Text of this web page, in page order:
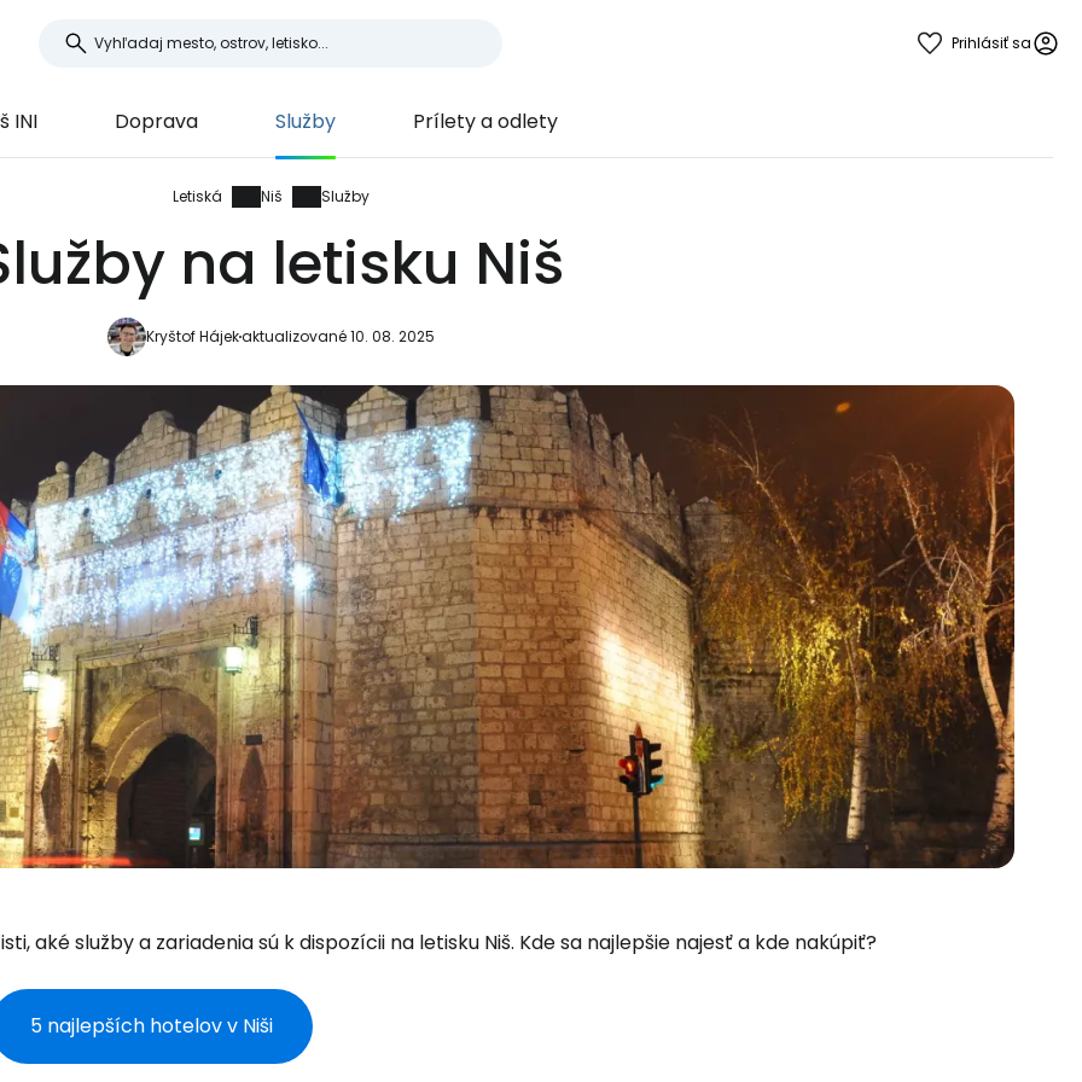
Prihlásiť sa
INI Doprava Služby Prílety a odlety
Letiská Niš Služby
na letisku Niš
Kryštof Hájekaktualizované 10. 08. 2025
aké služby a zariadenia sú k dispozícii na letisku Niš. Kde sa najlepšie najesť a kde nakúpiť?
5 najlepších hotelov v Niši